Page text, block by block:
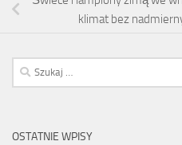
klimat bez
Szukaj:
OSTATNIE WPISY